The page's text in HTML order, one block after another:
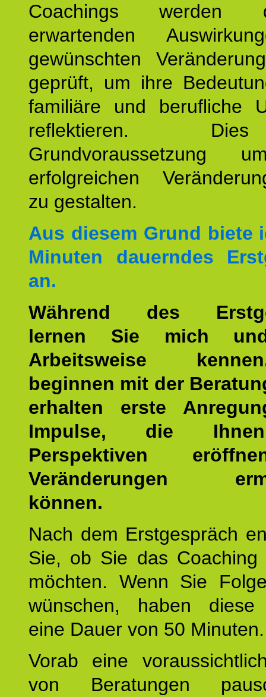
Coachings
erwartenden
gewünschten
geprüft, um ihre
familiäre und berufliche
reflektieren.
Grundvoraussetzung
erfolgreichen
zu gestalten.
Aus diesem Grund biete
Minuten dauerndes
an.
Während des
lernen Sie mich
Arbeitsweise
beginnen mit der
erhalten erste
Impulse, die
Perspektiven
Veränderungen
können.
Nach dem Erstgespräch
Sie, ob Sie das Coaching
möchten. Wenn Sie
wünschen, haben diese
eine Dauer von 50 Minuten.
Vorab eine
von Beratungen